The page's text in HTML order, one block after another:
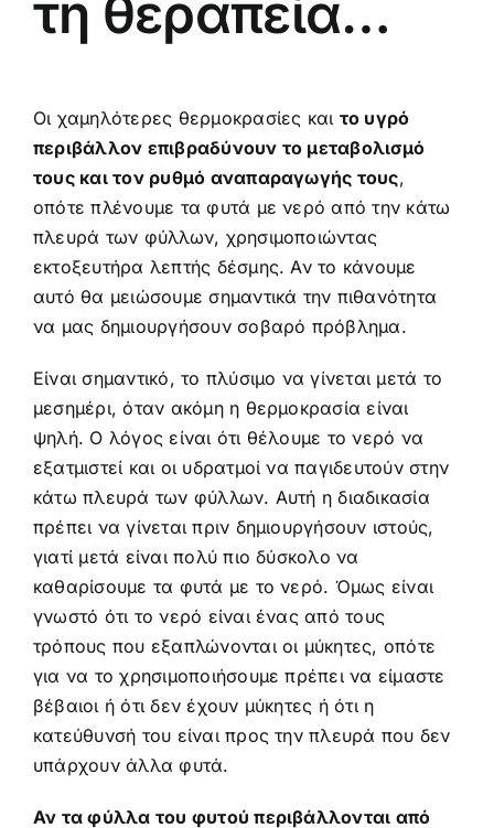
τη θεραπεία…
Οι χαμηλότερες θερμοκρασίες και το υγρό
περιβάλλον επιβραδύνουν το μεταβολισμό
τους και τον ρυθμό αναπαραγωγής τους,
οπότε πλένουμε τα φυτά με νερό από την κάτω
πλευρά των φύλλων, χρησιμοποιώντας
εκτοξευτήρα λεπτής δέσμης. Αν το κάνουμε
αυτό θα μειώσουμε σημαντικά την πιθανότητα
να μας δημιουργήσουν σοβαρό πρόβλημα.
Είναι σημαντικό, το πλύσιμο να γίνεται μετά το
μεσημέρι, όταν ακόμη η θερμοκρασία είναι
ψηλή. Ο λόγος είναι ότι θέλουμε το νερό να
εξατμιστεί και οι υδρατμοί να παγιδευτούν στην
κάτω πλευρά των φύλλων. Αυτή η διαδικασία
πρέπει να γίνεται πριν δημιουργήσουν ιστούς,
γιατί μετά είναι πολύ πιο δύσκολο να
καθαρίσουμε τα φυτά με το νερό. Όμως είναι
γνωστό ότι το νερό είναι ένας από τους
τρόπους που εξαπλώνονται οι μύκητες, οπότε
για να το χρησιμοποιήσουμε πρέπει να είμαστε
βέβαιοι ή ότι δεν έχουν μύκητες ή ότι η
κατεύθυνσή του είναι προς την πλευρά που δεν
υπάρχουν άλλα φυτά.
Αν τα φύλλα του φυτού περιβάλλονται από